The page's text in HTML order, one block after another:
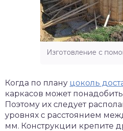
Изготовление с
Когда по плану цоколь
каркасов может
Поэтому их следует
уровнях с расстоянием
мм. Конструкции крепите